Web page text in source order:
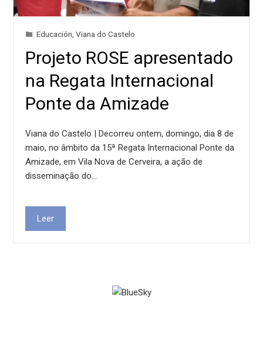
Educación ,Viana do Castelo
Projeto ROSE apresentado
na Regata Internacional
Ponte da Amizade
Viana do Castelo | Decorreu ontem, domingo, dia 8 de
maio, no âmbito da 15ª Regata Internacional Ponte da
Amizade, em Vila Nova de Cerveira, a ação de
disseminação do…
Leer